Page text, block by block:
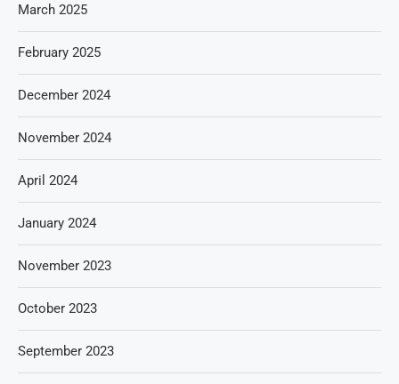
March 2025
February 2025
December 2024
November 2024
April 2024
January 2024
November 2023
October 2023
September 2023